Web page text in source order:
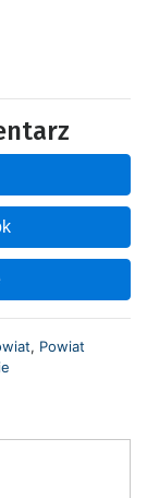
, Powiat